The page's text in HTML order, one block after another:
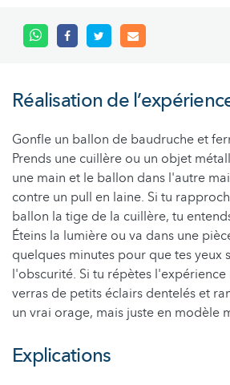
Réalisation de
Gonfle un ballon de baudruche et
Prends une cuillère ou un objet
une main et le ballon dans l'autre
contre un pull en laine. Si tu
ballon la tige de la cuillère, tu
Éteins la lumière ou va dans une
quelques minutes pour que tes yeux
l'obscurité. Si tu répètes
verras de petits éclairs dentelés et
un vrai orage, mais juste en modèle
Explications